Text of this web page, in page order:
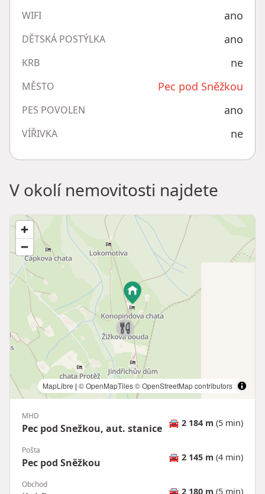
WIFI ano
DĚTSKÁ POSTÝLKA ano
KRB ne
MĚSTO Pec pod Sněžkou
PES POVOLEN ano
VÍŘIVKA ne
V okolí nemovitosti najdete
MapLibre | © OpenMapTiles© OpenStreetMap contributors
MHD
Pec pod Snežkou, aut. stanice 🚘 2 184 m (5 min)
Pošta
Pec pod Sněžkou 🚘 2 145 m (4 min)
Obchod
🚘 2 180 m (5 min)